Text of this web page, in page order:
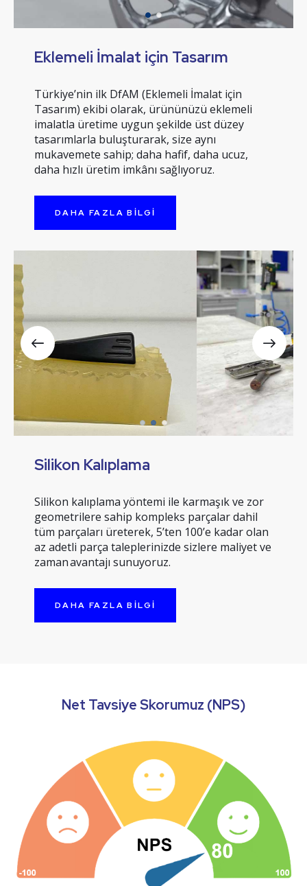
Eklemeli İmalat için Tasarım
Türkiye’nin ilk DfAM (Eklemeli İmalat için
Tasarım) ekibi olarak, ürününüzü eklemeli
imalatla üretime uygun şekilde üst düzey
tasarımlarla buluşturarak, size aynı
mukavemete sahip; daha hafif, daha ucuz,
daha hızlı üretim imkânı sağlıyoruz.
DAHA FAZLA BILGI
Silikon Kalıplama
Silikon kalıplama yöntemi ile karmaşık ve zor
geometrilere sahip kompleks parçalar dahil
tüm parçaları üreterek, 5’ten 100’e kadar olan
az adetli parça taleplerinizde sizlere maliyet ve
zaman avantajı sunuyoruz.
DAHA FAZLA BILGI
Net Tavsiye Skorumuz (NPS)